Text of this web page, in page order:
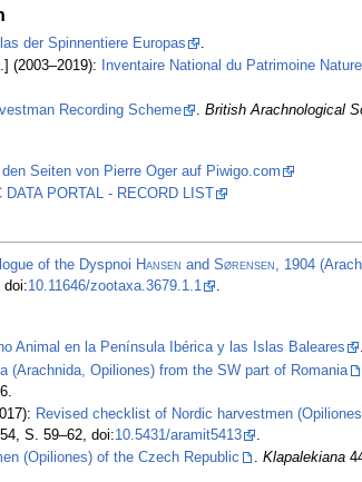
der Spinnentiere Europas
.
(2003–2019):
Inventaire National du Patrimoine
Recording Scheme British Arachnological
Seiten von Pierre Oger auf Piwigo.com
PORTAL - RECORD LIST
of the Dyspnoi Hansen and Sørensen, 1904
doi:10.11646/zootaxa.3679.1.1 .
Animal en la Península Ibérica y las Islas Baleares
.
(Arachnida, Opiliones) from the SW part of Romania
Revised checklist of Nordic harvestmen
S. 59–62, doi:10.5431/aramit5413
.
(Opiliones) of the Czech Republic . Klapalekiana